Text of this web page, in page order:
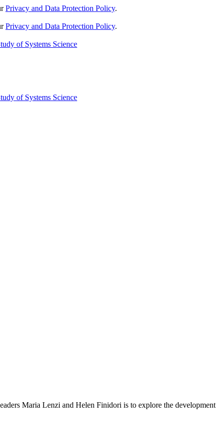
Privacy and Data Protection Policy.
Privacy and Data Protection Policy.
Maria Lenzi and Helen Finidori is to explore the development